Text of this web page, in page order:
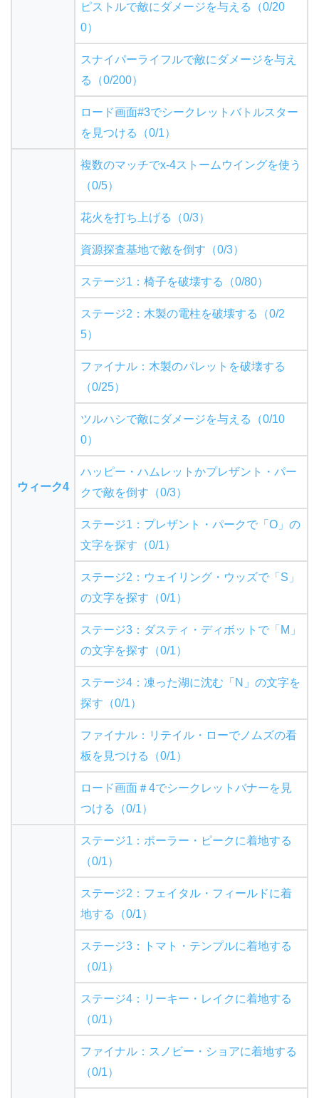
ピストルで敵にダメージを与える（0/20
0）
スナイパーライフルで敵にダメージを与え
る（0/200）
ロード画面#3でシークレットバトルスター
を見つける（0/1）
ウィーク4
複数のマッチでx-4ストームウイングを使う
（0/5）
花火を打ち上げる（0/3）
資源探査基地で敵を倒す（0/3）
ステージ1：椅子を破壊する（0/80）
ステージ2：木製の電柱を破壊する（0/2
5）
ファイナル：木製のパレットを破壊する
（0/25）
ツルハシで敵にダメージを与える（0/10
0）
ハッピー・ハムレットかプレザント・パー
クで敵を倒す（0/3）
ステージ1：プレザント・パークで「O」の
文字を探す（0/1）
ステージ2：ウェイリング・ウッズで「S」
の文字を探す（0/1）
ステージ3：ダスティ・ディボットで「M」
の文字を探す（0/1）
ステージ4：凍った湖に沈む「N」の文字を
探す（0/1）
ファイナル：リテイル・ローでノムズの看
板を見つける（0/1）
ロード画面＃4でシークレットバナーを見
つける（0/1）
ステージ1：ポーラー・ピークに着地する
（0/1）
ステージ2：フェイタル・フィールドに着
地する（0/1）
ステージ3：トマト・テンプルに着地する
（0/1）
ステージ4：リーキー・レイクに着地する
（0/1）
ファイナル：スノビー・ショアに着地する
（0/1）